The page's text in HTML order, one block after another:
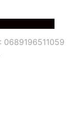
0689196511059